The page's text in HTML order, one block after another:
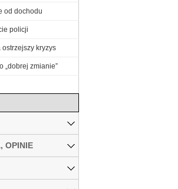
od dochodu
policji
kryzys
„dobrej zmianie”
OPINIE